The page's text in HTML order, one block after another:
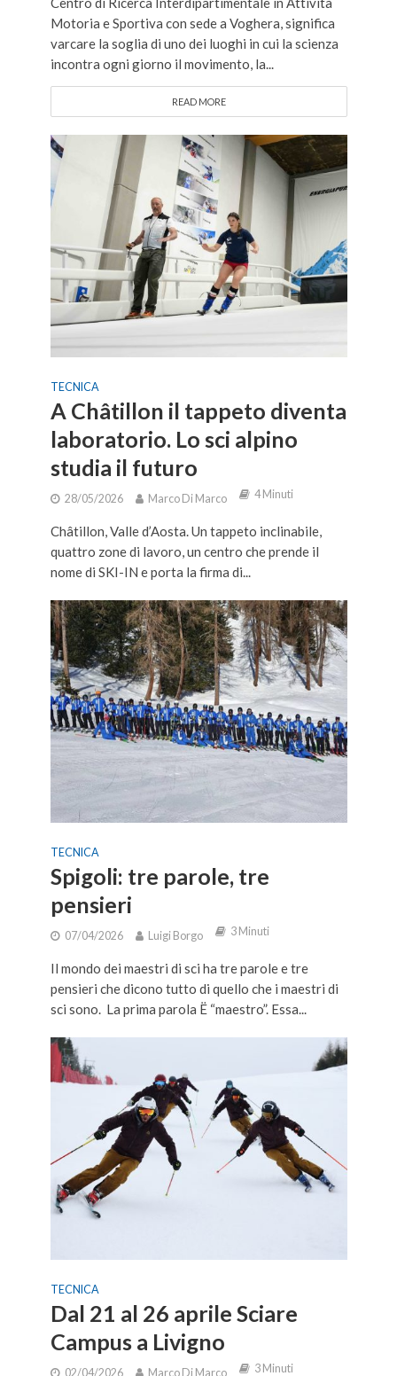
Motoria e Sportiva con sede a Voghera, significa
varcare la soglia di uno dei luoghi in cui la scienza
incontra ogni giorno il movimento, la...
READ MORE
TECNICA
A Châtillon il tappeto diventa
laboratorio. Lo sci alpino
studia il futuro
28/05/2026 Marco Di Marco 4 Minuti
Châtillon, Valle d’Aosta. Un tappeto inclinabile,
quattro zone di lavoro, un centro che prende il
nome di SKI-IN e porta la firma di...
TECNICA
Spigoli: tre parole, tre
pensieri
07/04/2026 Luigi Borgo 3 Minuti
Il mondo dei maestri di sci ha tre parole e tre
pensieri che dicono tutto di quello che i maestri di
sci sono. La prima parola Ë “maestro”. Essa...
TECNICA
Dal 21 al 26 aprile Sciare
Campus a Livigno
02/04/2026 Marco Di Marco 3 Minuti